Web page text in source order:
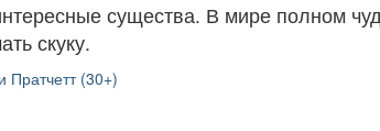
существа. В мире полном
скуку.
Пратчетт (30+)